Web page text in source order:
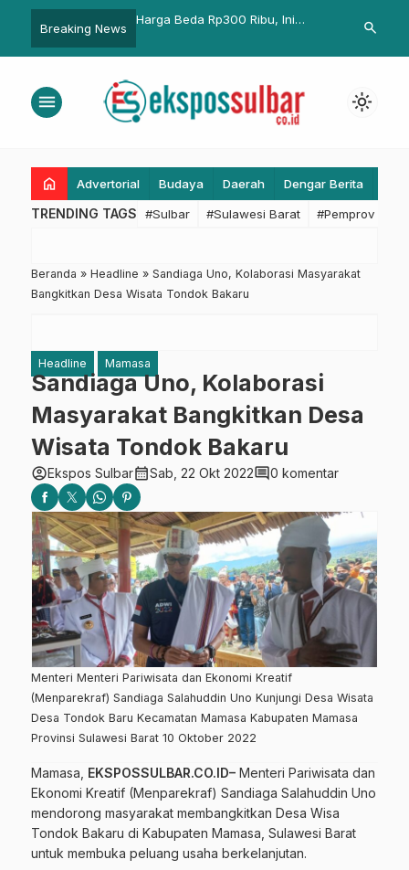
Breaking News
OPPO A57 dan OPPO
Polda Sulbar Gelar Lomba Konten
Rupiah, Ayo Buruan Daftar!
1.000
Barat
search
menu light_mode
home Advertorial Budaya Daerah Dengar Berita
TRENDING TAGS #Sulbar #Sulawesi Barat #Pemprov
Beranda » Headline » Sandiaga Uno, Kolaborasi Masyarakat
Bangkitkan Desa Wisata Tondok Bakaru
Headline Mamasa
Sandiaga Uno, Kolaborasi
Masyarakat Bangkitkan Desa
Wisata Tondok Bakaru
account_circleEkspos Sulbarcalendar_monthSab, 22 Okt 2022comment0 komentar
Menteri Menteri Pariwisata dan Ekonomi Kreatif
(Menparekraf) Sandiaga Salahuddin Uno Kunjungi Desa Wisata
Desa Tondok Baru Kecamatan Mamasa Kabupaten Mamasa
Provinsi Sulawesi Barat 10 Oktober 2022
Mamasa, EKSPOSSULBAR.CO.ID– Menteri Pariwisata dan
Ekonomi Kreatif (Menparekraf) Sandiaga Salahuddin Uno
mendorong masyarakat membangkitkan Desa Wisa
Tondok Bakaru di Kabupaten Mamasa, Sulawesi Barat
untuk membuka peluang usaha berkelanjutan.